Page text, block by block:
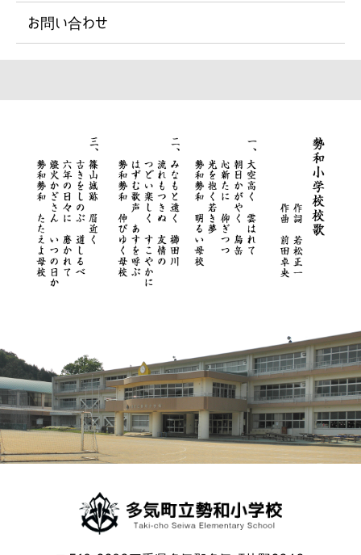
お問い合わせ